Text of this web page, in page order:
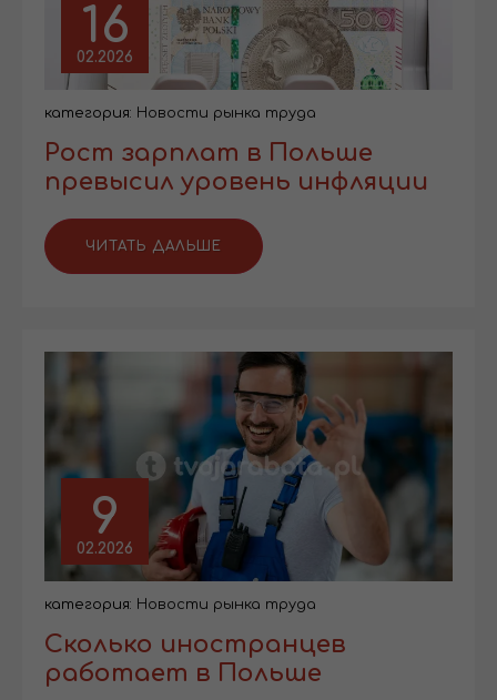
16
02.2026
категория: Новости рынка труда
Рост зарплат в Польше
превысил уровень инфляции
ЧИТАТЬ ДАЛЬШЕ
9
02.2026
категория: Новости рынка труда
Сколько иностранцев
работает в Польше